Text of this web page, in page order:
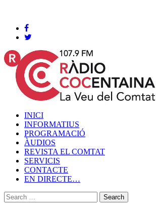
INICI
INFORMATIUS
PROGRAMACIÓ
ÀUDIOS
REVISTA EL COMTAT
SERVICIS
CONTACTE
EN DIRECTE…